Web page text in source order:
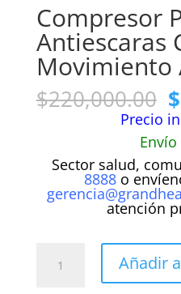
Compresor
Antiescaras
Movimiento
$220,000.00 $
Precio
Sector salud,
8888 o
atención
Añadir